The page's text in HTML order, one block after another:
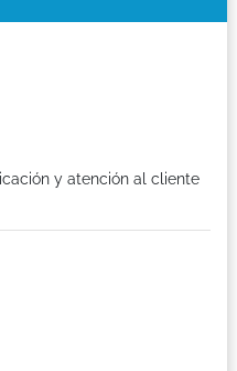
y atención al cliente